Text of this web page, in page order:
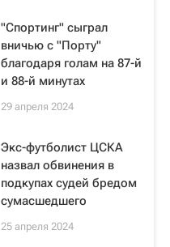
"Спортинг" сыграл
вничью с "Порту"
благодаря голам на 87-й
и 88-й минутах
29 апреля 2024
Экс-футболист ЦСКА
назвал обвинения в
подкупах судей бредом
сумасшедшего
25 апреля 2024